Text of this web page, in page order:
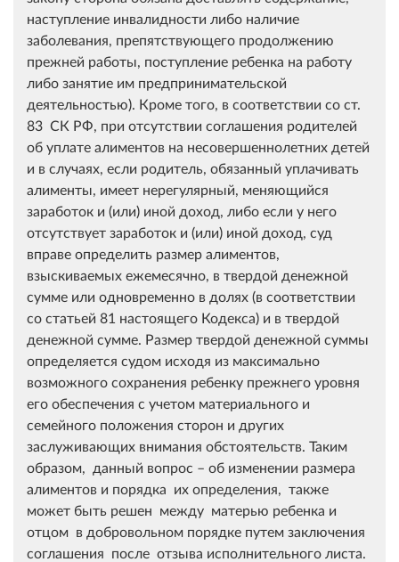
наступление инвалидности либо наличие
заболевания, препятствующего продолжению
прежней работы, поступление ребенка на работу
либо занятие им предпринимательской
деятельностью). Кроме того, в соответствии со ст.
83 СК РФ, при отсутствии соглашения родителей
об уплате алиментов на несовершеннолетних детей
и в случаях, если родитель, обязанный уплачивать
алименты, имеет нерегулярный, меняющийся
заработок и (или) иной доход, либо если у него
отсутствует заработок и (или) иной доход, суд
вправе определить размер алиментов,
взыскиваемых ежемесячно, в твердой денежной
сумме или одновременно в долях (в соответствии
со статьей 81 настоящего Кодекса) и в твердой
денежной сумме. Размер твердой денежной суммы
определяется судом исходя из максимально
возможного сохранения ребенку прежнего уровня
его обеспечения с учетом материального и
семейного положения сторон и других
заслуживающих внимания обстоятельств. Таким
образом, данный вопрос – об изменении размера
алиментов и порядка их определения, также
может быть решен между матерью ребенка и
отцом в добровольном порядке путем заключения
соглашения после отзыва исполнительного листа.